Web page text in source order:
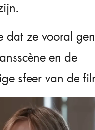
dat ze vooral
en de
sfeer van de